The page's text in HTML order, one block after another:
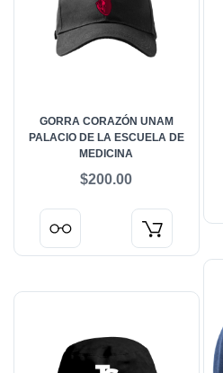
GORRA CORAZÓN UNAM
PALACIO DE LA ESCUELA DE
MEDICINA
$200.00